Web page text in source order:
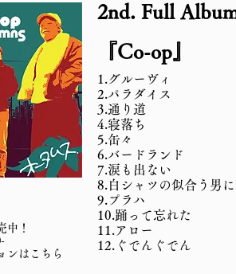
中！
ンはこちら
2nd. Full
『Co-op』
1.グルーヴィ
2.パラダイス
3.通り道
4.寝落ち
5.缶々
6.バードランド
7.涙も出ない
8.白シャツの似合う男に
9.プラハ
10.踊って忘れた
11.アロー
12.ぐでんぐでん